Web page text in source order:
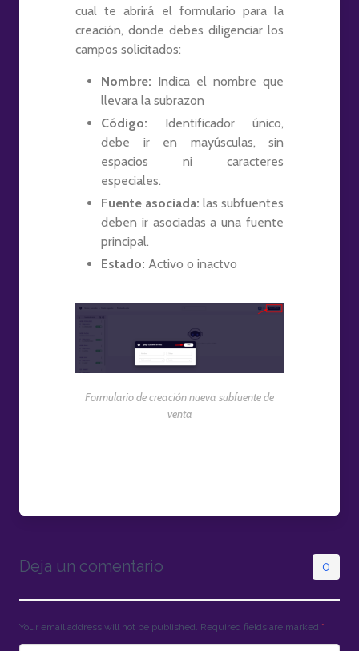
cual te abrirá el formulario para la
creación, donde debes diligenciar los
campos solicitados:
Nombre: Indica el nombre que
llevara la subrazon
Código: Identificador único,
debe ir en mayúsculas, sin
espacios ni caracteres
especiales.
Fuente asociada: las subfuentes
deben ir asociadas a una fuente
principal.
Estado: Activo o inactvo
Formulario de creación nueva subfuente de
venta
Deja un comentario 0
Your email address will not be published. Required fields are marked *